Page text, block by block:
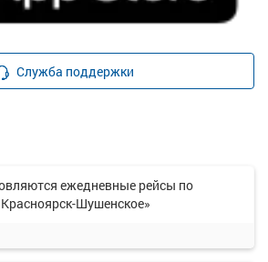
Служба поддержки
ежедневные рейсы по
Шушенское»